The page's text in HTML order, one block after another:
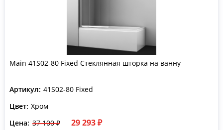
Main 41S02-80 Fixed Стеклянная шторка на ванну
Артикул: 41S02-80 Fixed
Цвет: Хром
Цена: 37 100 ₽ 29 293 ₽